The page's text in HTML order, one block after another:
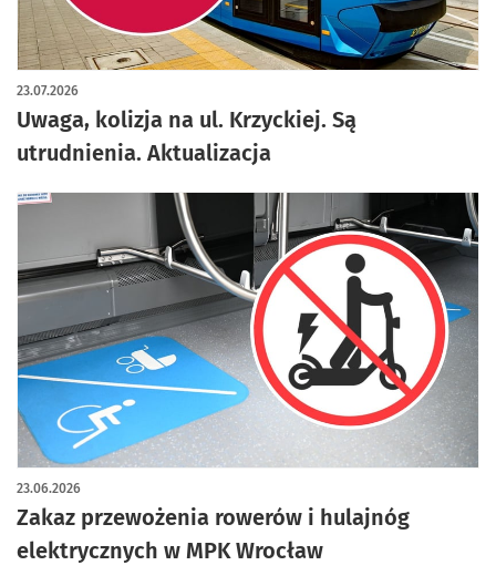
Uwaga, kolizja na ul. Krzyckiej. Są
utrudnienia. Aktualizacja
23.07.2026
Zakaz przewożenia rowerów i hulajnóg
elektrycznych w MPK Wrocław
23.06.2026